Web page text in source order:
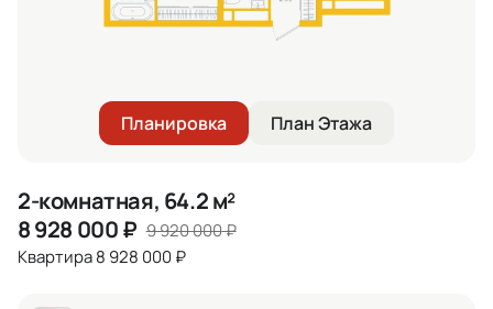
Планировка План Этажа
2-комнатная, 64.2 м²
8 928 000₽ 9 920 000₽
Квартира 8 928 000 ₽